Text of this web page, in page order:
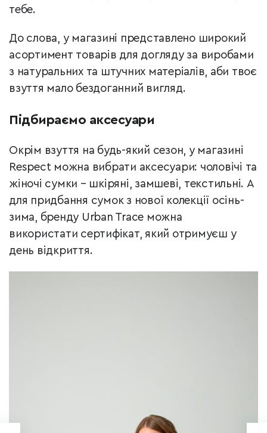
тебе.
До слова, у магазині представлено широкий
асортимент товарів для догляду за виробами
з натуральних та штучних матеріалів, аби твоє
взуття мало бездоганний вигляд.
Підбираємо аксесуари
Окрім взуття на будь-який сезон, у магазині
Respect можна вибрати аксесуари: чоловічі та
жіночі сумки – шкіряні, замшеві, текстильні. А
для придбання сумок з нової колекції осінь-
зима, бренду Urban Trace можна
використати сертифікат, який отримуєш у
день відкриття.